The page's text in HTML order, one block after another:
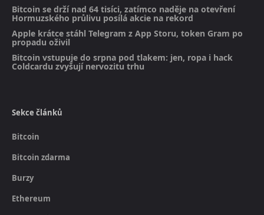
Bitcoin se drží nad 64 tisíci, zatímco naděje na otevření
Hormuzského průlivu posílá akcie na rekord
Apple krátce stáhl Telegram z App Storu, token Gram po
propadu oživil
Bitcoin vstupuje do srpna pod tlakem: jen, ropa i hack
Coldcardu zvyšují nervozitu trhu
Sekce článků
Bitcoin
Bitcoin zdarma
Burzy
Ethereum